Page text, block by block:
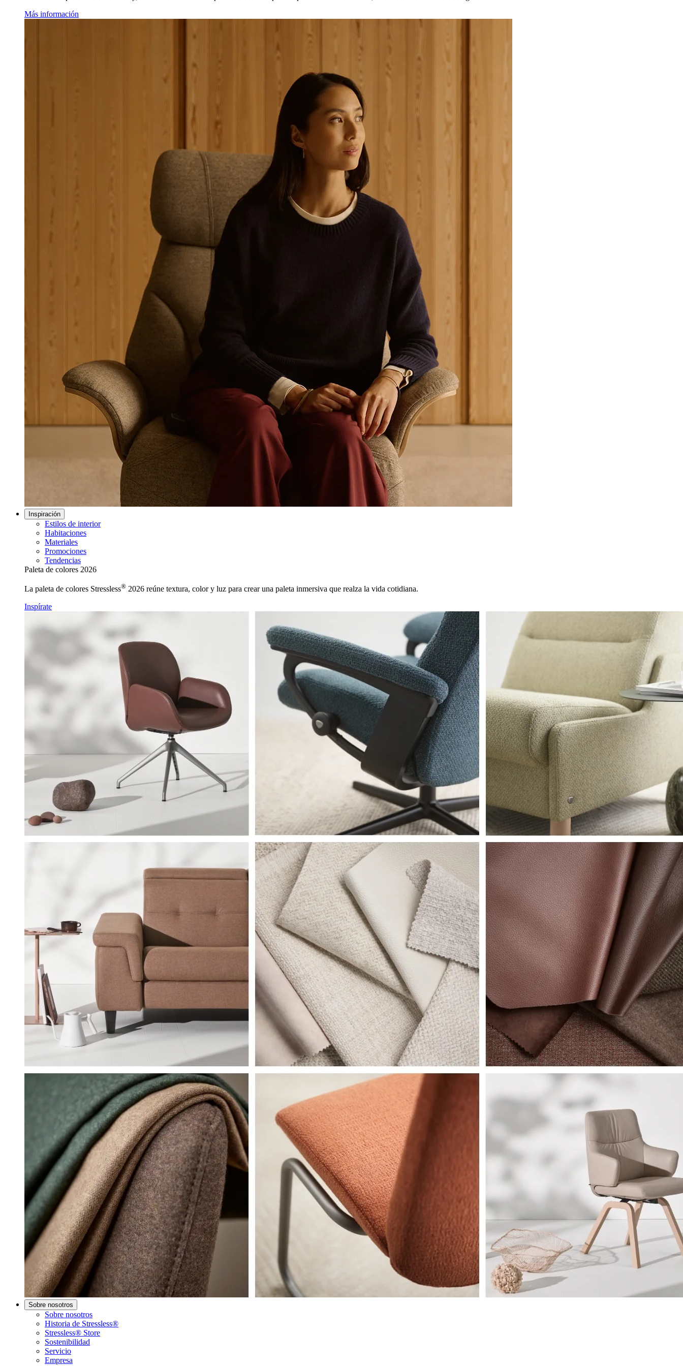
Más información
Inspiración
Estilos de interior
Habitaciones
Materiales
Promociones
Tendencias
Paleta de colores 2026
La paleta de colores Stressless® 2026 reúne textura, color y luz para crear una paleta inmersiva que realza la vida cotidiana.
Inspírate
Sobre nosotros
Sobre nosotros
Historia de Stressless®
Stressless® Store
Sostenibilidad
Servicio
Empresa